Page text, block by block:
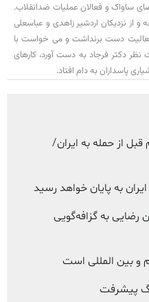
و اعضای ساواک و فعالان عملیات ضدانقلاب.
از نزدیکان اردشیر زاهدی و عباسعلی
دست برنداشت و می خواست با
دکتر فرجاد به دست آورد، کارهای
پاسداران به دام افتاد.
از حمله به ایران/
به پایان خواهد رسید
به گزافه‌گویی
و بین المللی است
پیشرفت